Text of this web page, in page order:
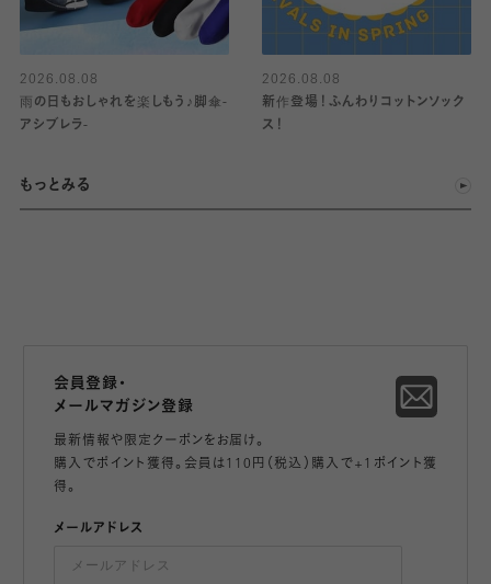
2026.08.08
雨の日もおしゃれを楽しもう♪脚傘-
アシブレラ-
2026.08.08
新作登場！ふんわりコットンソック
ス！
もっとみる
会員登録・
メールマガジン登録
最新情報や限定クーポンをお届け。
購入でポイント獲得。会員は110円（税込）購入で+1ポイント獲
得。
メールアドレス